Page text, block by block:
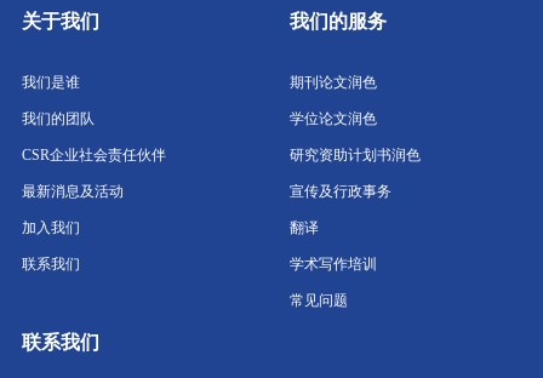
关于我们
我们是谁
我们的团队
CSR企业社会责任伙伴
最新消息及活动
加入我们
联系我们
我们的服务
期刊论文润色
学位论文润色
研究资助计划书润色
宣传及行政事务
翻译
学术写作培训
常见问题
联系我们